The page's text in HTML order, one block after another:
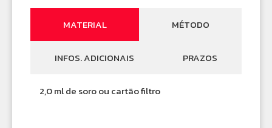
MATERIAL MÉTODO
INFOS. ADICIONAIS PRAZOS
2,0 ml de soro ou cartão filtro